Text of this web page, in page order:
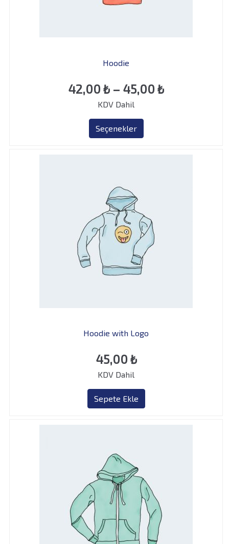
Hoodie
42,00 ₺ – 45,00 ₺Fiyat
KDV Dahil
Seçenekler
Hoodie with Logo
45,00 ₺
KDV Dahil
Sepete Ekle